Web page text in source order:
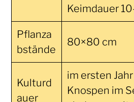
Keimdauer
Pflanza
bstände
80×80 cm
Kulturd
auer
im ersten
Knospen im